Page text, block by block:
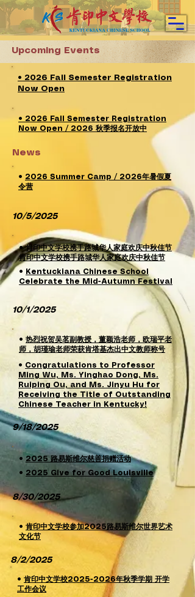
Upcoming Events
• 2026 Fall Semester Registration
Now Open
• 2026 Fall Semester Registration
Now Open / 2026 秋季报名开放中
News
• 2026 Summer Camp / 2026年暑假夏
令营
10/5/2025
•肯印中文学校携手路城华人家庭欢庆中秋佳节
肯印中文学校携手路城华人家庭欢庆中秋佳节
•
Kentuckiana Chinese School
Celebrate the Mid-Autumn Festival
10/1/2025
• 热烈祝贺吴茗副教授，董颖浩老师，欧瑞平老
师，胡瑾瑜老师荣获肯塔基杰出中文教师称号
• Congratulations to Professor
Ming Wu, Ms. Yinghao Dong, Ms.
Ruiping Ou, and Ms. Jinyu Hu for
Receiving the Title of Outstanding
Chinese Teacher in Kentucky!
9/18/2025
• 2025 路易斯维尔慈善捐赠活动
• 2025 Give for Good Louisville
8/30/2025
• 肯印中文学校参加2025路易斯维尔世界艺术
文化节
8/2/2025
• 肯印中文学校2025-2026年秋季学期 开学
工作会议